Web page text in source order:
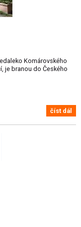
Komárovského
je branou do Českého
číst dál